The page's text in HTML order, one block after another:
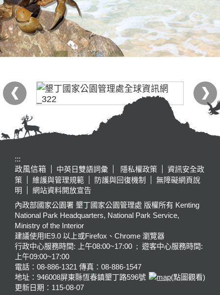
:::
政風信箱
中英日雙語詞彙 隱私權政策
資訊安全政
策
維護與管理規範 防護與回復機制
無障礙網頁說
明
網站資料開放宣告
內政部國家公園署 墾丁國家公園管理處 版權所有 Kenting
National Park Headquarters, National Park Service,
Ministry of the Interior
建議使用IE9.0 以上或Firefox、Chrome 瀏覽器
行政中心服務時間: 上午08:00~17:00 ; 遊客中心服務時間:
上午09:00~17:00
電話：08-886-1321 傳真：08-886-1547
地址：946008屏東縣恆春鎮墾丁路596號
(點圖觀看)
更新日期： 115-08-07